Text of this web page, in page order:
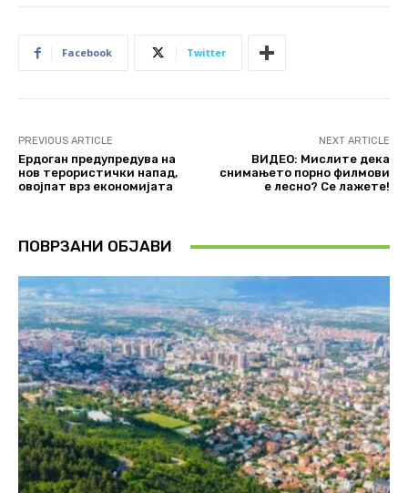
Facebook Twitter
PREVIOUS ARTICLE
Ердоган предупредува на
нов терористички напад,
овојпат врз економијата
NEXT ARTICLE
ВИДЕО: Мислите дека
снимањето порно филмови
е лесно? Се лажете!
ПОВРЗАНИ ОБЈАВИ